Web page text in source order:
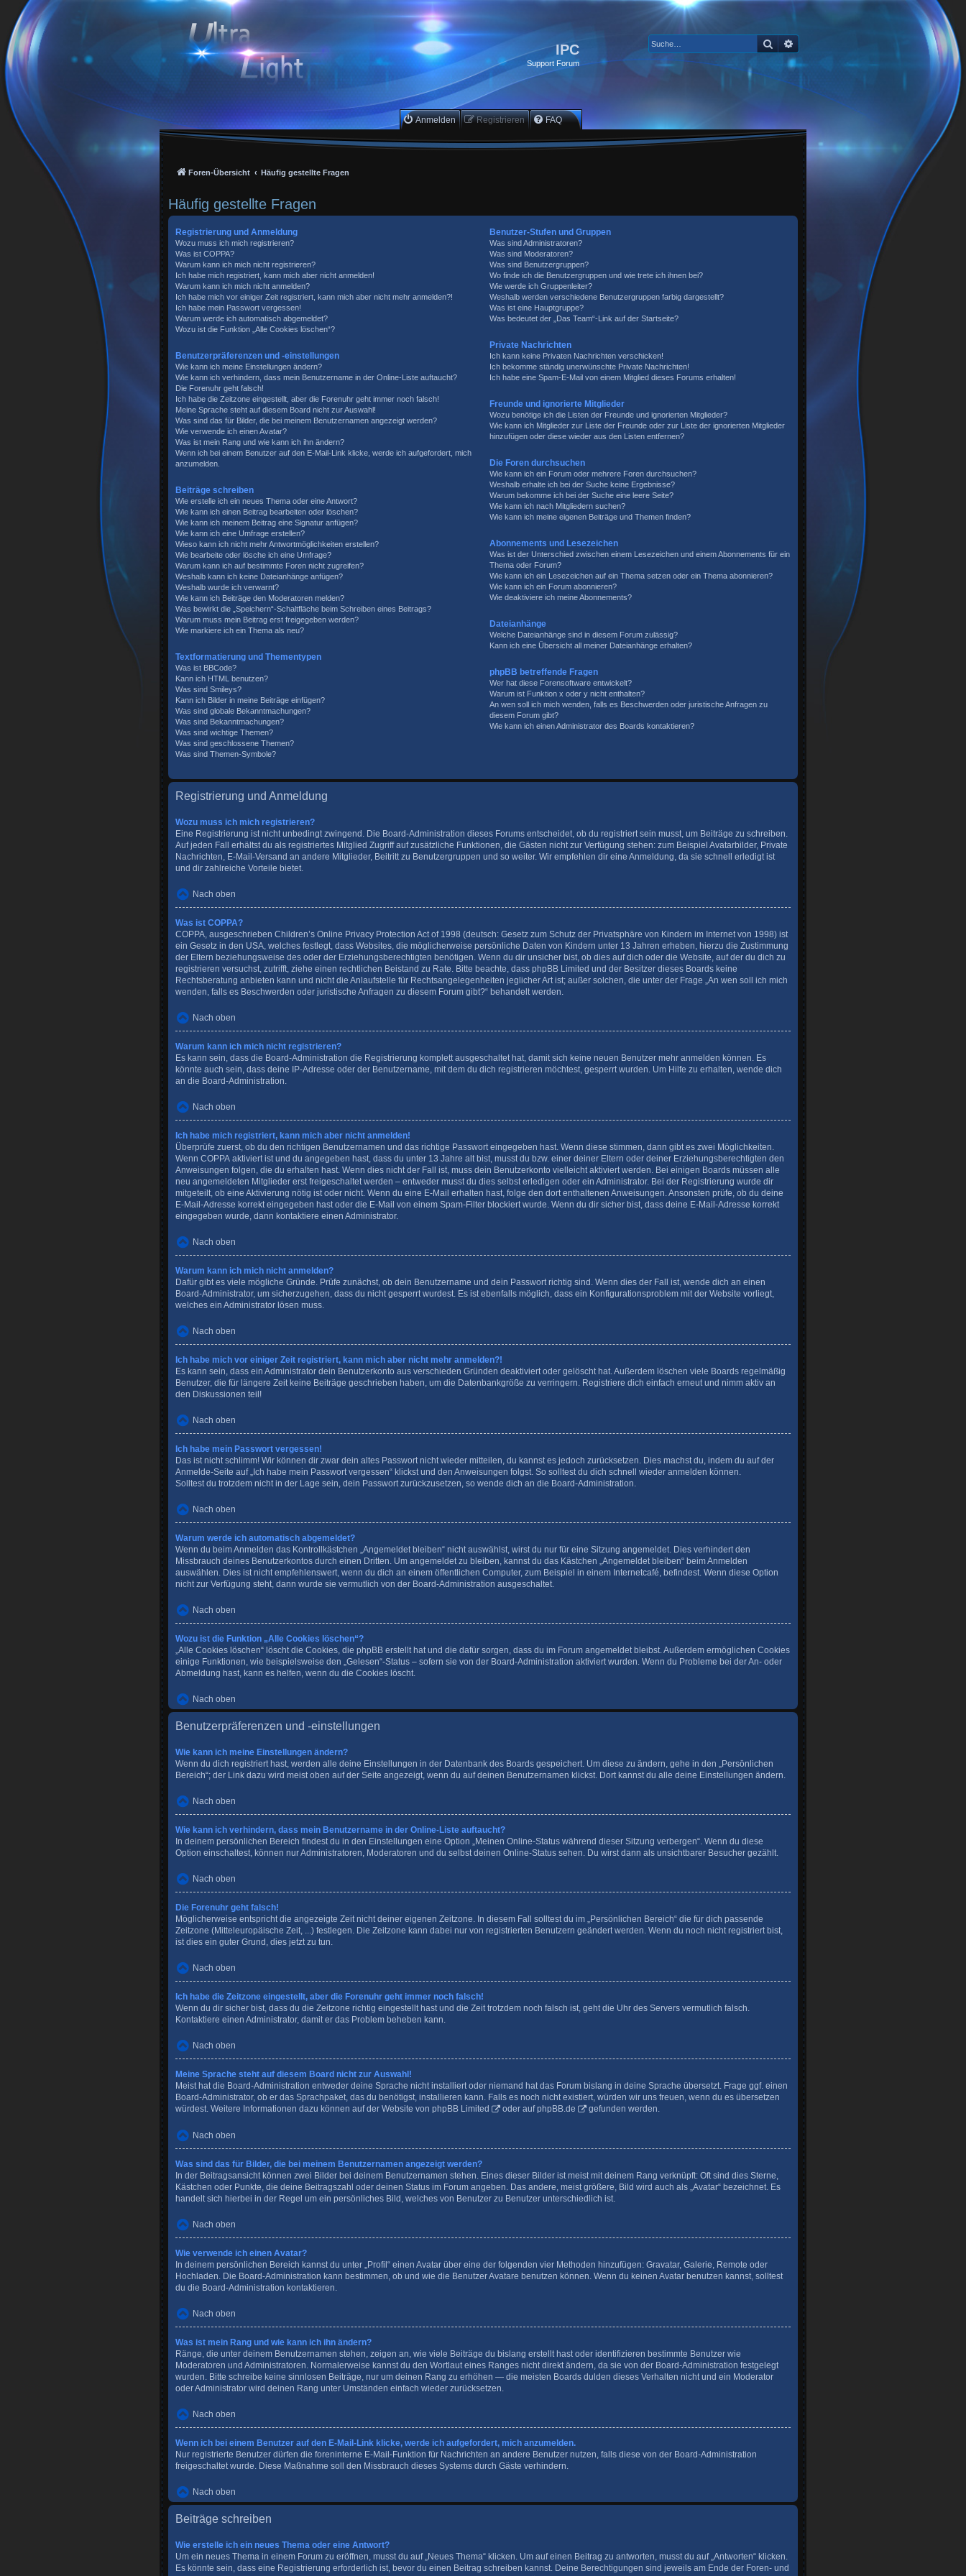
IPC
Support Forum
Suche
Anmelden Registrieren FAQ
Foren-Übersicht Häufig gestellte Fragen
Häufig gestellte Fragen
Registrierung und Anmeldung
Wozu muss ich mich registrieren?
Was ist COPPA?
Warum kann ich mich nicht registrieren?
Ich habe mich registriert, kann mich aber nicht anmelden!
Warum kann ich mich nicht anmelden?
Ich habe mich vor einiger Zeit registriert, kann mich aber nicht mehr anmelden?!
Ich habe mein Passwort vergessen!
Warum werde ich automatisch abgemeldet?
Wozu ist die Funktion „Alle Cookies löschen“?
Benutzerpräferenzen und -einstellungen
Wie kann ich meine Einstellungen ändern?
Wie kann ich verhindern, dass mein Benutzername in der Online-Liste auftaucht?
Die Forenuhr geht falsch!
Ich habe die Zeitzone eingestellt, aber die Forenuhr geht immer noch falsch!
Meine Sprache steht auf diesem Board nicht zur Auswahl!
Was sind das für Bilder, die bei meinem Benutzernamen angezeigt werden?
Wie verwende ich einen Avatar?
Was ist mein Rang und wie kann ich ihn ändern?
Wenn ich bei einem Benutzer auf den E-Mail-Link klicke, werde ich aufgefordert, mich
anzumelden.
Beiträge schreiben
Wie erstelle ich ein neues Thema oder eine Antwort?
Wie kann ich einen Beitrag bearbeiten oder löschen?
Wie kann ich meinem Beitrag eine Signatur anfügen?
Wie kann ich eine Umfrage erstellen?
Wieso kann ich nicht mehr Antwortmöglichkeiten erstellen?
Wie bearbeite oder lösche ich eine Umfrage?
Warum kann ich auf bestimmte Foren nicht zugreifen?
Weshalb kann ich keine Dateianhänge anfügen?
Weshalb wurde ich verwarnt?
Wie kann ich Beiträge den Moderatoren melden?
Was bewirkt die „Speichern“-Schaltfläche beim Schreiben eines Beitrags?
Warum muss mein Beitrag erst freigegeben werden?
Wie markiere ich ein Thema als neu?
Textformatierung und Thementypen
Was ist BBCode?
Kann ich HTML benutzen?
Was sind Smileys?
Kann ich Bilder in meine Beiträge einfügen?
Was sind globale Bekanntmachungen?
Was sind Bekanntmachungen?
Was sind wichtige Themen?
Was sind geschlossene Themen?
Was sind Themen-Symbole?
Benutzer-Stufen und Gruppen
Was sind Administratoren?
Was sind Moderatoren?
Was sind Benutzergruppen?
Wo finde ich die Benutzergruppen und wie trete ich ihnen bei?
Wie werde ich Gruppenleiter?
Weshalb werden verschiedene Benutzergruppen farbig dargestellt?
Was ist eine Hauptgruppe?
Was bedeutet der „Das Team“-Link auf der Startseite?
Private Nachrichten
Ich kann keine Privaten Nachrichten verschicken!
Ich bekomme ständig unerwünschte Private Nachrichten!
Ich habe eine Spam-E-Mail von einem Mitglied dieses Forums erhalten!
Freunde und ignorierte Mitglieder
Wozu benötige ich die Listen der Freunde und ignorierten Mitglieder?
Wie kann ich Mitglieder zur Liste der Freunde oder zur Liste der ignorierten Mitglieder
hinzufügen oder diese wieder aus den Listen entfernen?
Die Foren durchsuchen
Wie kann ich ein Forum oder mehrere Foren durchsuchen?
Weshalb erhalte ich bei der Suche keine Ergebnisse?
Warum bekomme ich bei der Suche eine leere Seite?
Wie kann ich nach Mitgliedern suchen?
Wie kann ich meine eigenen Beiträge und Themen finden?
Abonnements und Lesezeichen
Was ist der Unterschied zwischen einem Lesezeichen und einem Abonnements für ein
Thema oder Forum?
Wie kann ich ein Lesezeichen auf ein Thema setzen oder ein Thema abonnieren?
Wie kann ich ein Forum abonnieren?
Wie deaktiviere ich meine Abonnements?
Dateianhänge
Welche Dateianhänge sind in diesem Forum zulässig?
Kann ich eine Übersicht all meiner Dateianhänge erhalten?
phpBB betreffende Fragen
Wer hat diese Forensoftware entwickelt?
Warum ist Funktion x oder y nicht enthalten?
An wen soll ich mich wenden, falls es Beschwerden oder juristische Anfragen zu
diesem Forum gibt?
Wie kann ich einen Administrator des Boards kontaktieren?
Registrierung und Anmeldung
Wozu muss ich mich registrieren?
Eine Registrierung ist nicht unbedingt zwingend. Die Board-Administration dieses Forums entscheidet, ob du registriert sein musst, um Beiträge zu schreiben.
Auf jeden Fall erhältst du als registriertes Mitglied Zugriff auf zusätzliche Funktionen, die Gästen nicht zur Verfügung stehen: zum Beispiel Avatarbilder, Private
Nachrichten, E-Mail-Versand an andere Mitglieder, Beitritt zu Benutzergruppen und so weiter. Wir empfehlen dir eine Anmeldung, da sie schnell erledigt ist
und dir zahlreiche Vorteile bietet.
Nach oben
Was ist COPPA?
COPPA, ausgeschrieben Children’s Online Privacy Protection Act of 1998 (deutsch: Gesetz zum Schutz der Privatsphäre von Kindern im Internet von 1998) ist
ein Gesetz in den USA, welches festlegt, dass Websites, die möglicherweise persönliche Daten von Kindern unter 13 Jahren erheben, hierzu die Zustimmung
der Eltern beziehungsweise des oder der Erziehungsberechtigten benötigen. Wenn du dir unsicher bist, ob dies auf dich oder die Website, auf der du dich zu
registrieren versuchst, zutrifft, ziehe einen rechtlichen Beistand zu Rate. Bitte beachte, dass phpBB Limited und der Besitzer dieses Boards keine
Rechtsberatung anbieten kann und nicht die Anlaufstelle für Rechtsangelegenheiten jeglicher Art ist; außer solchen, die unter der Frage „An wen soll ich mich
wenden, falls es Beschwerden oder juristische Anfragen zu diesem Forum gibt?“ behandelt werden.
Nach oben
Warum kann ich mich nicht registrieren?
Es kann sein, dass die Board-Administration die Registrierung komplett ausgeschaltet hat, damit sich keine neuen Benutzer mehr anmelden können. Es
könnte auch sein, dass deine IP-Adresse oder der Benutzername, mit dem du dich registrieren möchtest, gesperrt wurden. Um Hilfe zu erhalten, wende dich
an die Board-Administration.
Nach oben
Ich habe mich registriert, kann mich aber nicht anmelden!
Überprüfe zuerst, ob du den richtigen Benutzernamen und das richtige Passwort eingegeben hast. Wenn diese stimmen, dann gibt es zwei Möglichkeiten.
Wenn COPPA aktiviert ist und du angegeben hast, dass du unter 13 Jahre alt bist, musst du bzw. einer deiner Eltern oder deiner Erziehungsberechtigten den
Anweisungen folgen, die du erhalten hast. Wenn dies nicht der Fall ist, muss dein Benutzerkonto vielleicht aktiviert werden. Bei einigen Boards müssen alle
neu angemeldeten Mitglieder erst freigeschaltet werden – entweder musst du dies selbst erledigen oder ein Administrator. Bei der Registrierung wurde dir
mitgeteilt, ob eine Aktivierung nötig ist oder nicht. Wenn du eine E-Mail erhalten hast, folge den dort enthaltenen Anweisungen. Ansonsten prüfe, ob du deine
E-Mail-Adresse korrekt eingegeben hast oder die E-Mail von einem Spam-Filter blockiert wurde. Wenn du dir sicher bist, dass deine E-Mail-Adresse korrekt
eingegeben wurde, dann kontaktiere einen Administrator.
Nach oben
Warum kann ich mich nicht anmelden?
Dafür gibt es viele mögliche Gründe. Prüfe zunächst, ob dein Benutzername und dein Passwort richtig sind. Wenn dies der Fall ist, wende dich an einen
Board-Administrator, um sicherzugehen, dass du nicht gesperrt wurdest. Es ist ebenfalls möglich, dass ein Konfigurationsproblem mit der Website vorliegt,
welches ein Administrator lösen muss.
Nach oben
Ich habe mich vor einiger Zeit registriert, kann mich aber nicht mehr anmelden?!
Es kann sein, dass ein Administrator dein Benutzerkonto aus verschieden Gründen deaktiviert oder gelöscht hat. Außerdem löschen viele Boards regelmäßig
Benutzer, die für längere Zeit keine Beiträge geschrieben haben, um die Datenbankgröße zu verringern. Registriere dich einfach erneut und nimm aktiv an
den Diskussionen teil!
Nach oben
Ich habe mein Passwort vergessen!
Das ist nicht schlimm! Wir können dir zwar dein altes Passwort nicht wieder mitteilen, du kannst es jedoch zurücksetzen. Dies machst du, indem du auf der
Anmelde-Seite auf „Ich habe mein Passwort vergessen“ klickst und den Anweisungen folgst. So solltest du dich schnell wieder anmelden können.
Solltest du trotzdem nicht in der Lage sein, dein Passwort zurückzusetzen, so wende dich an die Board-Administration.
Nach oben
Warum werde ich automatisch abgemeldet?
Wenn du beim Anmelden das Kontrollkästchen „Angemeldet bleiben“ nicht auswählst, wirst du nur für eine Sitzung angemeldet. Dies verhindert den
Missbrauch deines Benutzerkontos durch einen Dritten. Um angemeldet zu bleiben, kannst du das Kästchen „Angemeldet bleiben“ beim Anmelden
auswählen. Dies ist nicht empfehlenswert, wenn du dich an einem öffentlichen Computer, zum Beispiel in einem Internetcafé, befindest. Wenn diese Option
nicht zur Verfügung steht, dann wurde sie vermutlich von der Board-Administration ausgeschaltet.
Nach oben
Wozu ist die Funktion „Alle Cookies löschen“?
„Alle Cookies löschen“ löscht die Cookies, die phpBB erstellt hat und die dafür sorgen, dass du im Forum angemeldet bleibst. Außerdem ermöglichen Cookies
einige Funktionen, wie beispielsweise den „Gelesen“-Status – sofern sie von der Board-Administration aktiviert wurden. Wenn du Probleme bei der An- oder
Abmeldung hast, kann es helfen, wenn du die Cookies löscht.
Nach oben
Benutzerpräferenzen und -einstellungen
Wie kann ich meine Einstellungen ändern?
Wenn du dich registriert hast, werden alle deine Einstellungen in der Datenbank des Boards gespeichert. Um diese zu ändern, gehe in den „Persönlichen
Bereich“; der Link dazu wird meist oben auf der Seite angezeigt, wenn du auf deinen Benutzernamen klickst. Dort kannst du alle deine Einstellungen ändern.
Nach oben
Wie kann ich verhindern, dass mein Benutzername in der Online-Liste auftaucht?
In deinem persönlichen Bereich findest du in den Einstellungen eine Option „Meinen Online-Status während dieser Sitzung verbergen“. Wenn du diese
Option einschaltest, können nur Administratoren, Moderatoren und du selbst deinen Online-Status sehen. Du wirst dann als unsichtbarer Besucher gezählt.
Nach oben
Die Forenuhr geht falsch!
Möglicherweise entspricht die angezeigte Zeit nicht deiner eigenen Zeitzone. In diesem Fall solltest du im „Persönlichen Bereich“ die für dich passende
Zeitzone (Mitteleuropäische Zeit, ...) festlegen. Die Zeitzone kann dabei nur von registrierten Benutzern geändert werden. Wenn du noch nicht registriert bist,
ist dies ein guter Grund, dies jetzt zu tun.
Nach oben
Ich habe die Zeitzone eingestellt, aber die Forenuhr geht immer noch falsch!
Wenn du dir sicher bist, dass du die Zeitzone richtig eingestellt hast und die Zeit trotzdem noch falsch ist, geht die Uhr des Servers vermutlich falsch.
Kontaktiere einen Administrator, damit er das Problem beheben kann.
Nach oben
Meine Sprache steht auf diesem Board nicht zur Auswahl!
Meist hat die Board-Administration entweder deine Sprache nicht installiert oder niemand hat das Forum bislang in deine Sprache übersetzt. Frage ggf. einen
Board-Administrator, ob er das Sprachpaket, das du benötigst, installieren kann. Falls es noch nicht existiert, würden wir uns freuen, wenn du es übersetzen
würdest. Weitere Informationen dazu können auf der Website von phpBB Limited oder aufphpBB.de gefunden werden.
Nach oben
Was sind das für Bilder, die bei meinem Benutzernamen angezeigt werden?
In der Beitragsansicht können zwei Bilder bei deinem Benutzernamen stehen. Eines dieser Bilder ist meist mit deinem Rang verknüpft: Oft sind dies Sterne,
Kästchen oder Punkte, die deine Beitragszahl oder deinen Status im Forum angeben. Das andere, meist größere, Bild wird auch als „Avatar“ bezeichnet. Es
handelt sich hierbei in der Regel um ein persönliches Bild, welches von Benutzer zu Benutzer unterschiedlich ist.
Nach oben
Wie verwende ich einen Avatar?
In deinem persönlichen Bereich kannst du unter „Profil“ einen Avatar über eine der folgenden vier Methoden hinzufügen: Gravatar, Galerie, Remote oder
Hochladen. Die Board-Administration kann bestimmen, ob und wie die Benutzer Avatare benutzen können. Wenn du keinen Avatar benutzen kannst, solltest
du die Board-Administration kontaktieren.
Nach oben
Was ist mein Rang und wie kann ich ihn ändern?
Ränge, die unter deinem Benutzernamen stehen, zeigen an, wie viele Beiträge du bislang erstellt hast oder identifizieren bestimmte Benutzer wie
Moderatoren und Administratoren. Normalerweise kannst du den Wortlaut eines Ranges nicht direkt ändern, da sie von der Board-Administration festgelegt
wurden. Bitte schreibe keine sinnlosen Beiträge, nur um deinen Rang zu erhöhen — die meisten Boards dulden dieses Verhalten nicht und ein Moderator
oder Administrator wird deinen Rang unter Umständen einfach wieder zurücksetzen.
Nach oben
Wenn ich bei einem Benutzer auf den E-Mail-Link klicke, werde ich aufgefordert, mich anzumelden.
Nur registrierte Benutzer dürfen die foreninterne E-Mail-Funktion für Nachrichten an andere Benutzer nutzen, falls diese von der Board-Administration
freigeschaltet wurde. Diese Maßnahme soll den Missbrauch dieses Systems durch Gäste verhindern.
Nach oben
Beiträge schreiben
Wie erstelle ich ein neues Thema oder eine Antwort?
Um ein neues Thema in einem Forum zu eröffnen, musst du auf „Neues Thema“ klicken. Um auf einen Beitrag zu antworten, musst du auf „Antworten“ klicken.
Es könnte sein, dass eine Registrierung erforderlich ist, bevor du einen Beitrag schreiben kannst. Deine Berechtigungen sind jeweils am Ende der Foren- und